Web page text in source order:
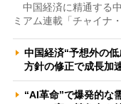
中国経済に精通する
ミアム連載「チャイナ
中国経済“予想外の
方針の修正で成長加
“AI革命”で爆発的な